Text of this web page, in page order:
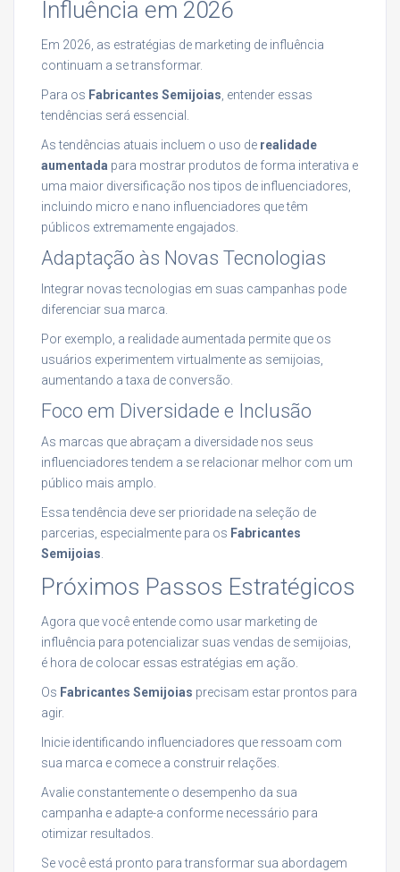
Influência em 2026
Em 2026, as estratégias de marketing de influência
continuam a se transformar.
Para os Fabricantes Semijoias , entender essas
tendências será essencial.
As tendências atuais incluem o uso de realidade
aumentada para mostrar produtos de forma interativa e
uma maior diversificação nos tipos de influenciadores,
incluindo micro e nano influenciadores que têm
públicos extremamente engajados.
Adaptação às Novas Tecnologias
Integrar novas tecnologias em suas campanhas pode
diferenciar sua marca.
Por exemplo, a realidade aumentada permite que os
usuários experimentem virtualmente as semijoias,
aumentando a taxa de conversão.
Foco em Diversidade e Inclusão
As marcas que abraçam a diversidade nos seus
influenciadores tendem a se relacionar melhor com um
público mais amplo.
Essa tendência deve ser prioridade na seleção de
parcerias, especialmente para os Fabricantes
Semijoias
Próximos Passos Estratégicos
Agora que você entende como usar marketing de
influência para potencializar suas vendas de semijoias,
é hora de colocar essas estratégias em ação.
Os Fabricantes Semijoias precisam estar prontos para
agir.
Inicie identificando influenciadores que ressoam com
sua marca e comece a construir relações.
Avalie constantemente o desempenho da sua
campanha e adapte-a conforme necessário para
otimizar resultados.
Se você está pronto para transformar sua abordagem